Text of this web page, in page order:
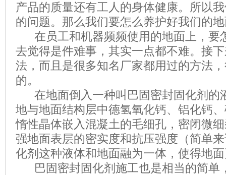
产品的质量还有工人的身体健康。所以
的问题。那么我们要怎么养护好我们的
在员工和机器频频使用的地面上，要
去觉得是件难事，其实一点都不难。接
法，而且是很多知名厂家都用过的方法
的。
在地面倒入一种叫巴固密封固化剂的
地与地面结构层中德氢氧化钙、铝化钙
惰性晶体嵌入混凝土的毛细孔，密闭微
强地面表层的密实度和抗压强度（简单
化剂这种液体和地面融为一体，使得地
巴固密封固化剂施工也是相当的简单